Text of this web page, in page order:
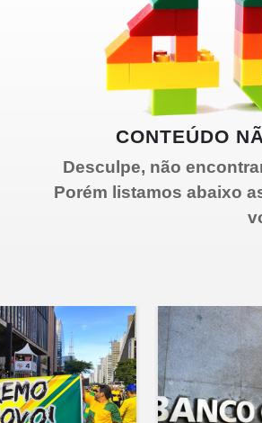
CONTEÚDO
Desculpe, não
Porém listamos abaixo